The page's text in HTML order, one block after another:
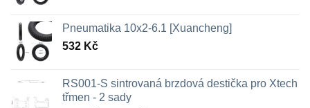
Pneumatika 10x2-6.1 [Xuancheng]
532 Kč
RS001-S sintrovaná brzdová destička pro Xtech
třmen - 2 sady